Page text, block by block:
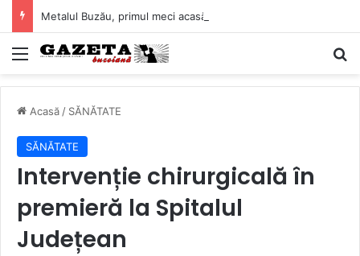
Mediu
Acasă / SĂNĂTATE
SĂNĂTATE
Intervenție chirurgicală în
premieră la Spitalul
Județean